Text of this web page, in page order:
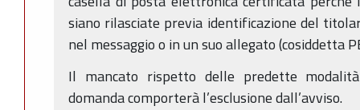
siano rilasciate previa identificazione del
nel messaggio o in un suo allegato (cosiddetta
Il mancato rispetto delle predette
domanda comporterà l’esclusione dall’avviso.